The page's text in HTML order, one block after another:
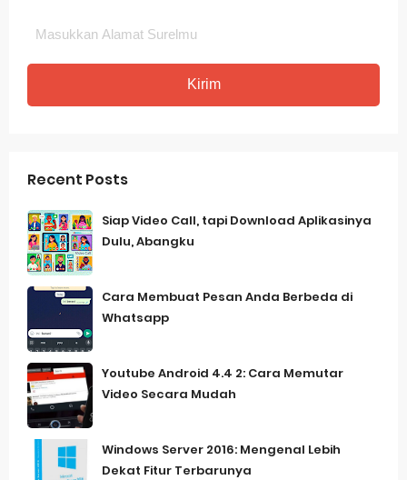
Recent Posts
Siap Video Call, tapi Download Aplikasinya
Dulu, Abangku
Cara Membuat Pesan Anda Berbeda di
Whatsapp
Youtube Android 4.4 2: Cara Memutar
Video Secara Mudah
Windows Server 2016: Mengenal Lebih
Dekat Fitur Terbarunya